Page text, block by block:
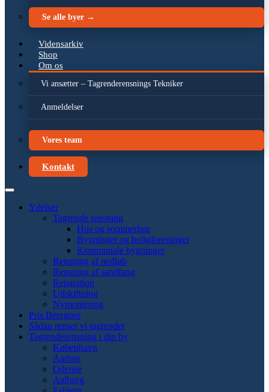
Se alle byer →
Vidensarkiv
Shop
Om os
Vi ansætter – Tagrenderensnings Tekniker
Anmeldelser
Vores team
Kontakt
Ydelser
Tagrende rensning
Hus og sommerhus
Bygninger og boligforeninger
Kommunale bygninger
Rensning af nedløb
Rensning af sandfang
Reparation
Udskiftning
Nymontering
Pris Beregner
Sådan renser vi tagrender
Tagrenderensning i din by
København
Aarhus
Odense
Aalborg